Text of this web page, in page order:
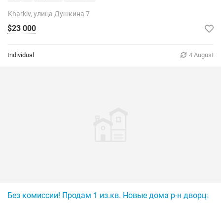
Kharkiv, улица Душкина 7
$23 000
Individual 4 August
Без комиссии! Продам 1 из.кв. Новые дома р-н дворца